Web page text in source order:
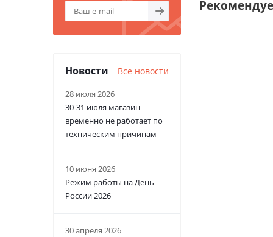
Новости Все новости
28 июля 2026
30-31 июля магазин
временно не работает по
техническим причинам
10 июня 2026
Режим работы на День
России 2026
30 апреля 2026